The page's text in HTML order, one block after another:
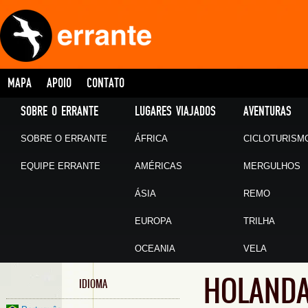
MAPA APOIO CONTATO
SOBRE O ERRANTE
SOBRE O ERRANTE
EQUIPE ERRANTE
LUGARES VIAJADOS
ÁFRICA
AMÉRICAS
ÁSIA
EUROPA
OCEANIA
AVENTURAS
MERGULHOS
REMO
TRILHA
VELA
IDIOMA